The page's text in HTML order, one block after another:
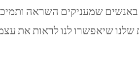
שמעניקים השראה
שלנו שיאפשרו לנו לראות את